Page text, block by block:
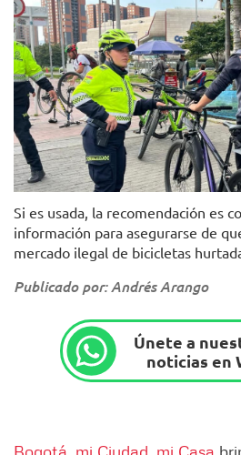
Si es usada, la recomendación es
información para asegurarse de
mercado ilegal de bicicletas
Publicado por: Andrés Arango
Únete a
noticias en